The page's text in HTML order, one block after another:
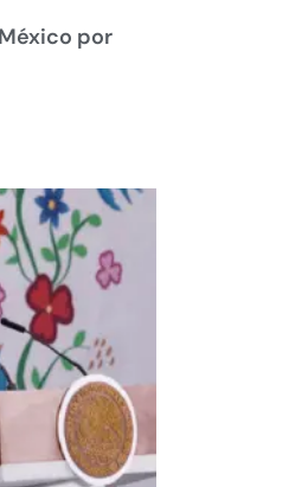
por